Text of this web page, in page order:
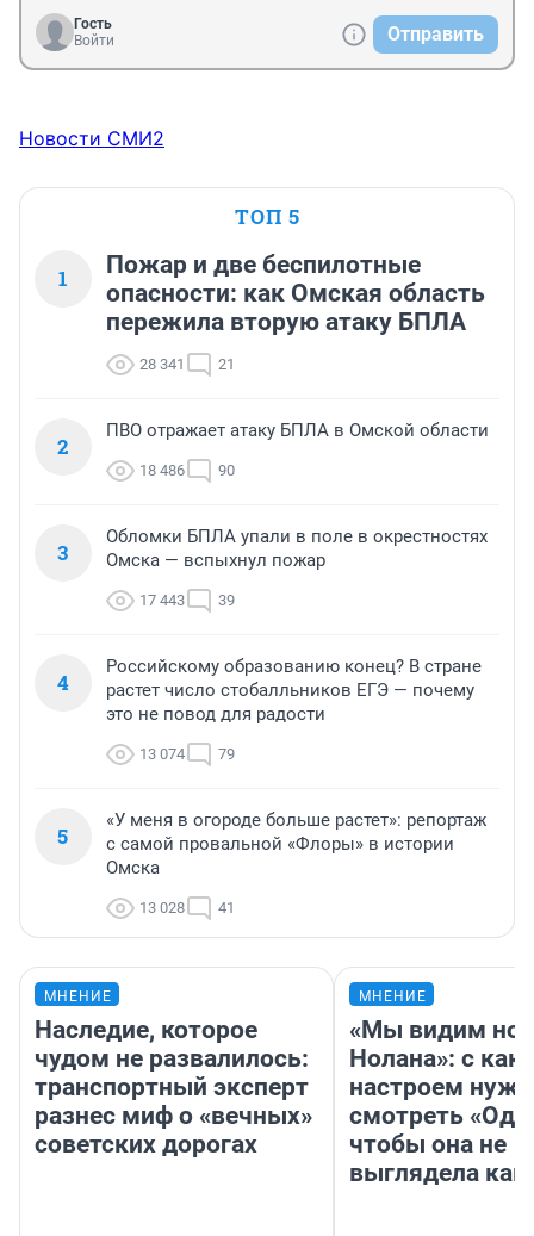
Гость
Войти
Отправить
Новости СМИ2
ТОП 5
1
Пожар и две беспилотные
опасности: как Омская область
пережила вторую атаку БПЛА
28 341 21
2
ПВО отражает атаку БПЛА в Омской области
18 486 90
3
Обломки БПЛА упали в поле в окрестностях
Омска — вспыхнул пожар
17 443 39
4
Российскому образованию конец? В стране
растет число стобалльников ЕГЭ — почему
это не повод для радости
13 074 79
5
«У меня в огороде больше растет»: репортаж
с самой провальной «Флоры» в истории
Омска
13 028 41
МНЕНИЕ
Наследие, которое
чудом не развалилось:
транспортный эксперт
разнес миф о «вечных»
советских дорогах
МНЕНИЕ
«Мы видим
Нолана»: с
настроем
смотреть
чтобы она не
выглядела как